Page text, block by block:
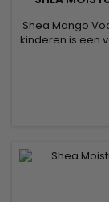
Shea Mango
kinderen is een
Het reinigt en
van
versterken
sulfaat.